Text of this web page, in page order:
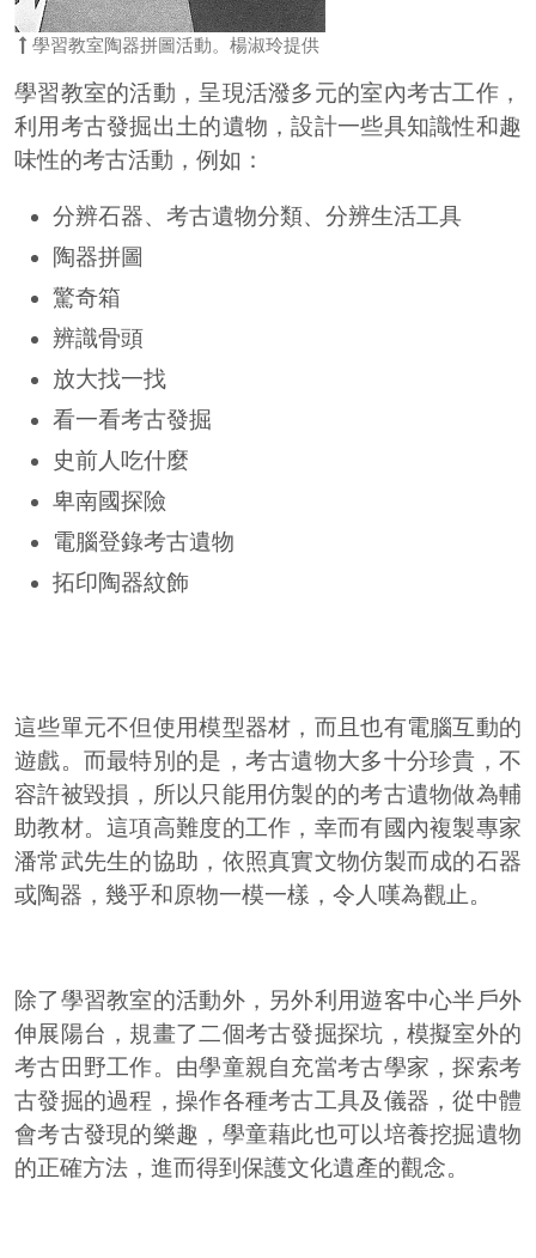
學習教室陶器拼圖活動。楊淑玲提供
學習教室的活動，呈現活潑多元的室內考古工作，
利用考古發掘出土的遺物，設計一些具知識性和趣
味性的考古活動，例如：
分辨石器、考古遺物分類、分辨生活工具
陶器拼圖
驚奇箱
辨識骨頭
放大找一找
看一看考古發掘
史前人吃什麼
卑南國探險
電腦登錄考古遺物
拓印陶器紋飾
這些單元不但使用模型器材，而且也有電腦互動的
遊戲。而最特別的是，考古遺物大多十分珍貴，不
容許被毀損，所以只能用仿製的的考古遺物做為輔
助教材。這項高難度的工作，幸而有國內複製專家
潘常武先生的協助，依照真實文物仿製而成的石器
或陶器，幾乎和原物一模一樣，令人嘆為觀止。
除了學習教室的活動外，另外利用遊客中心半戶外
伸展陽台，規畫了二個考古發掘探坑，模擬室外的
考古田野工作。由學童親自充當考古學家，探索考
古發掘的過程，操作各種考古工具及儀器，從中體
會考古發現的樂趣，學童藉此也可以培養挖掘遺物
的正確方法，進而得到保護文化遺產的觀念。